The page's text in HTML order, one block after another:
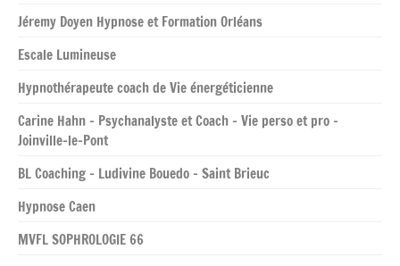
Jéremy Doyen Hypnose et Formation Orléans
Escale Lumineuse
Hypnothérapeute coach de Vie énergéticienne
Carine Hahn – Psychanalyste et Coach – Vie perso et pro –
Joinville-le-Pont
BL Coaching – Ludivine Bouedo – Saint Brieuc
Hypnose Caen
MVFL SOPHROLOGIE 66